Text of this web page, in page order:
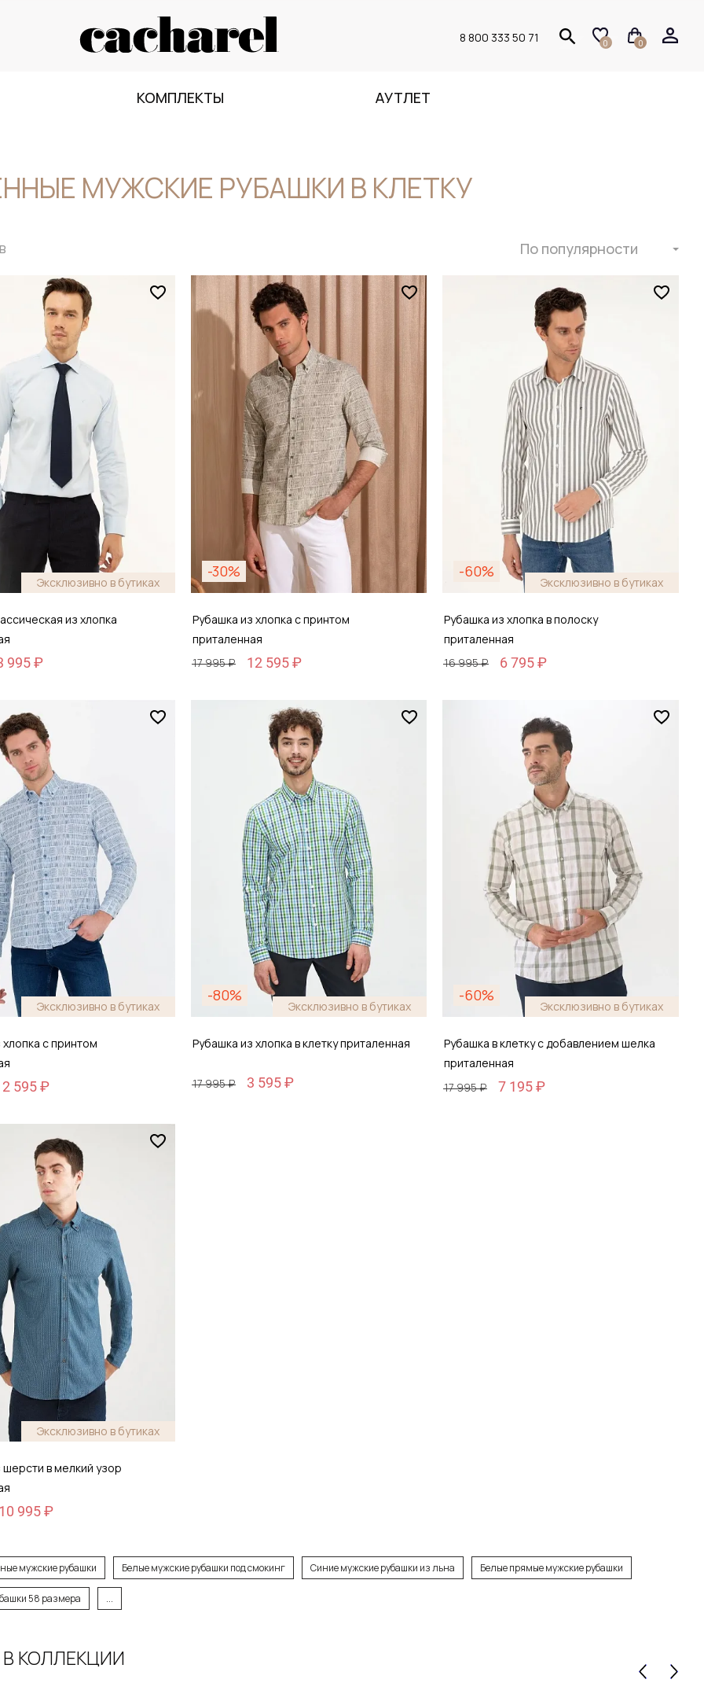
8 800 333 50 71 0 0
КОМПЛЕКТЫ АУТЛЕТ
МУЖСКИЕ РУБАШКИ В КЛЕТКУ
По популярности
Эксклюзивно в бутиках
из хлопка
995 ₽
в корзину
-30%
Рубашка из хлопка с принтом
приталенная
17 995 ₽
12 595 ₽
Добавить в корзину
-60%
Эксклюзивно в бутиках
Рубашка из хлопка в полоску
приталенная
16 995 ₽
6 795 ₽
Добавить в корзину
Эксклюзивно в бутиках
с принтом
595 ₽
в корзину
-80%
Эксклюзивно в бутиках
Рубашка из хлопка в клетку приталенная
17 995 ₽ 3 595 ₽
-60%
Эксклюзивно в бутиках
Рубашка в клетку с добавлением шелка
приталенная
17 995 ₽
7 195 ₽
Эксклюзивно в бутиках
в мелкий узор
10 995 ₽
в корзину
мужские рубашки Белые мужские рубашки под смокинг Синие мужские рубашки из льна Белые прямые мужские рубашки
58 размера ...
КОЛЛЕКЦИИ